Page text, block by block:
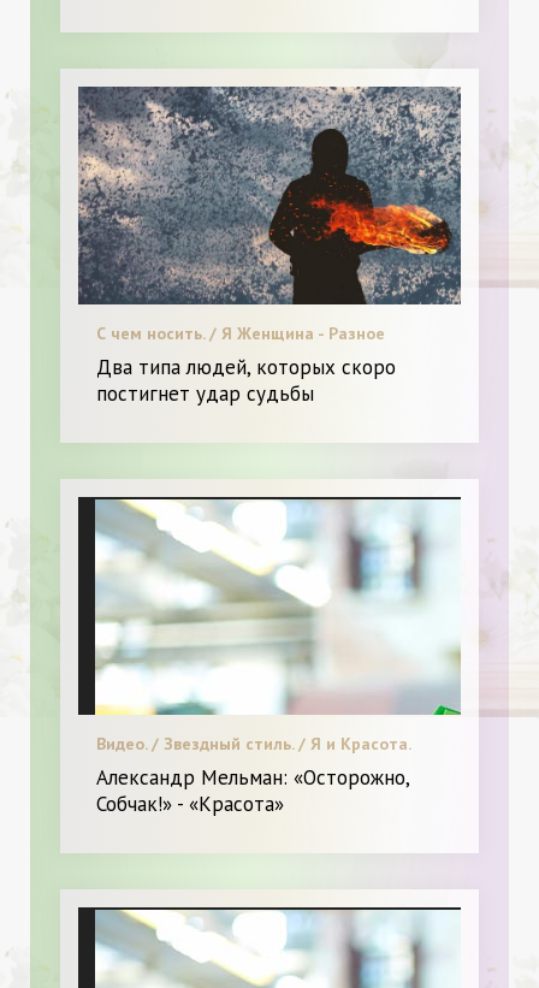
С чем носить. / Я Женщина - Разное
Два типа людей, которых скоро
постигнет удар судьбы
Видео. / Звездный стиль. / Я и Красота.
Александр Мельман: «Осторожно,
Собчак!» - «Красота»